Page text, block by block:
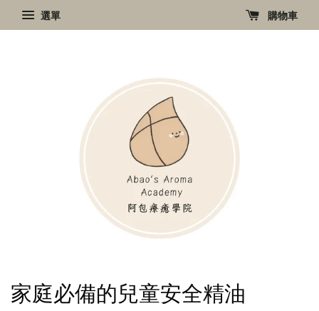
選單 購物車
家庭必備的兒童安全精油